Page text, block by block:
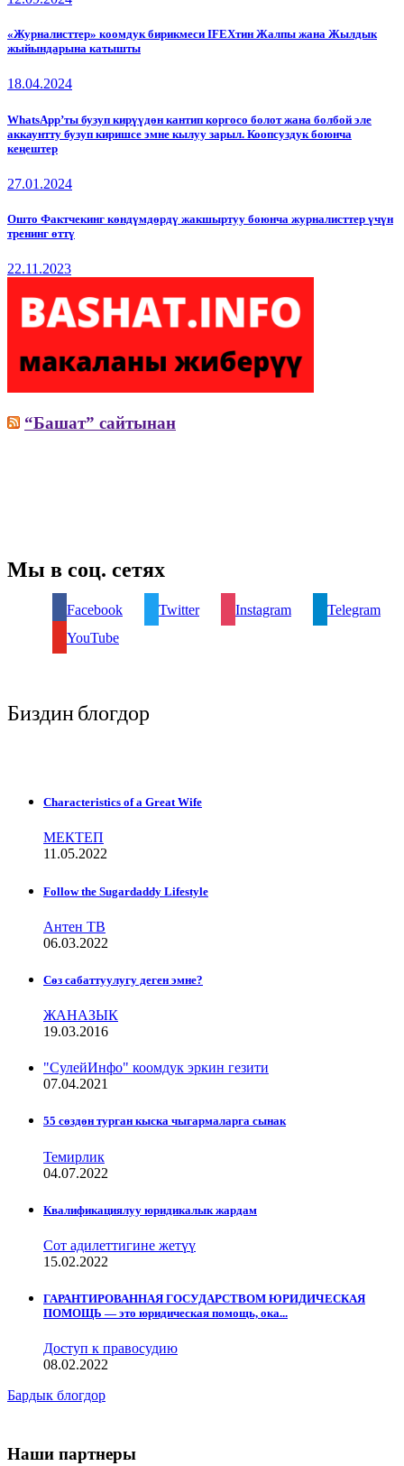
«Журналисттер» коомдук бирикмеси IFEXтин Жалпы жана Жылдык
жыйындарына катышты
18.04.2024
WhatsApp’ты бузуп кирүүдөн кантип коргосо болот жана болбой эле
аккаунтту бузуп киришсе эмне кылуу зарыл. Коопсуздук боюнча
кеңештер
27.01.2024
Ошто Фактчекинг көндүмдөрдү жакшыртуу боюнча журналисттер үчүн
тренинг өттү
22.11.2023
“Башат” сайтынан
Мы в соц. сетях
Facebook Twitter Instagram
Telegram
YouTube
Биздин блогдор
Characteristics of a Great Wife
МЕКТЕП
11.05.2022
Follow the Sugardaddy Lifestyle
Антен ТВ
06.03.2022
Сѳз сабаттуулугу деген эмне?
ЖАНАЗЫК
19.03.2016
"СулейИнфо" коомдук эркин гезити
07.04.2021
55 сөздөн турган кыска чыгармаларга сынак
Темирлик
04.07.2022
Квалификациялуу юридикалык жардам
Сот адилеттигине жетүү
15.02.2022
ГАРАНТИРОВАННАЯ ГОСУДАРСТВОМ ЮРИДИЧЕСКАЯ
ПОМОЩЬ — это юридическая помощь, ока...
Доступ к правосудию
08.02.2022
Бардык блогдор
Наши партнеры